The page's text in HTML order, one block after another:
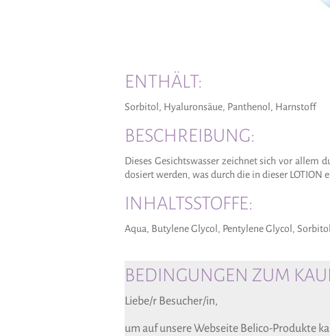
ENTHÄLT:
Sorbitol, Hyaluronsäue, Panthenol, Harnstoff
BESCHREIBUNG:
Dieses Gesichtswasser zeichnet sich vor allem
dosiert werden, was durch die in dieser
INHALTSSTOFFE:
Aqua, Butylene Glycol, Pentylene Glycol,
BEDINGUNGEN ZUM
Liebe/r Besucher/in,
um auf unsere Webseite Belico-Produkte